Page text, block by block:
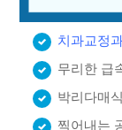
치과교정
무리한 급
박리다매
찍어내는